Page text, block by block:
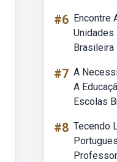
#6 Encontre
Unidades
Brasileira
#7 A
A
Escolas
#8 Tecendo